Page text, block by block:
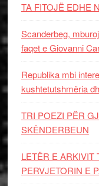
TA FITOJË EDHE
Scanderbeg,
faqet e Giovanni
Republika mbi
kushtetutshmëria
TRI POEZI PËR
SKËNDERBEUN
LETËR E ARKIVIT
PERVJETORIN E